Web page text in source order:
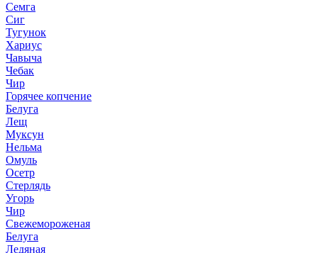
Семга
Сиг
Тугунок
Хариус
Чавыча
Чебак
Чир
Горячее копчение
Белуга
Лещ
Муксун
Нельма
Омуль
Осетр
Стерлядь
Угорь
Чир
Свежемороженая
Белуга
Ледяная